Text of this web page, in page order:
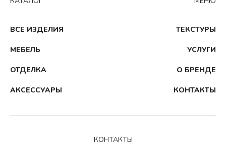
ВСЕ ИЗДЕЛИЯ
МЕБЕЛЬ
ОТДЕЛКА
АКСЕССУАРЫ
ТЕКСТУРЫ
УСЛУГИ
О БРЕНДЕ
КОНТАКТЫ
КОНТАКТЫ